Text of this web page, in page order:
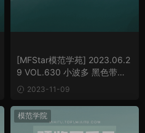
[MFStar模范学苑] 2023.06.2
9 VOL.630 小波多 黑色带图
案旗袍服[55P/548MB]
2023-11-09
模范学院